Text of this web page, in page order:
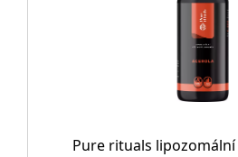
Pure rituals lipozomální